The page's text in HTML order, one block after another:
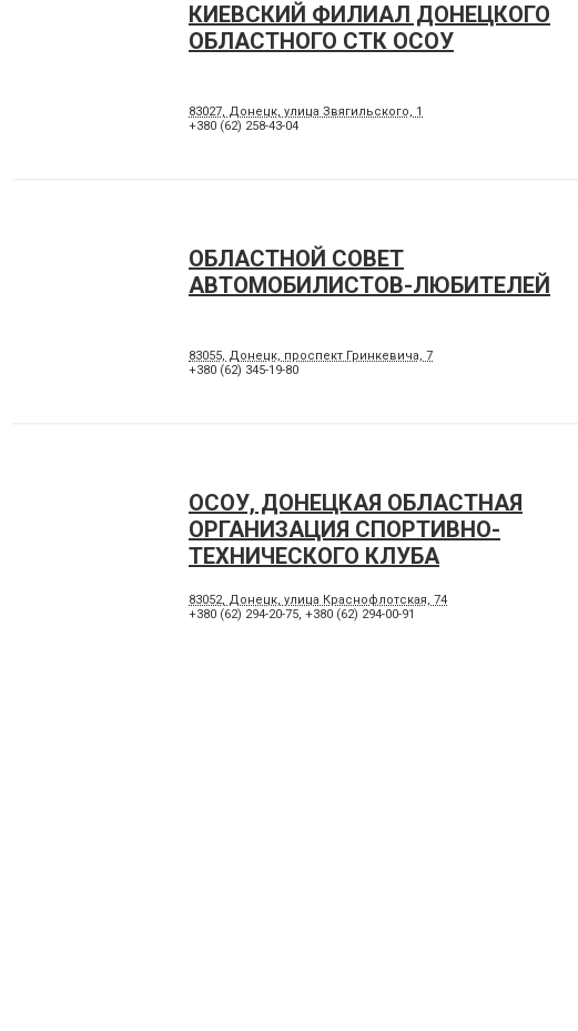
КИЕВСКИЙ ФИЛИАЛ ДОНЕЦКОГО
ОБЛАСТНОГО СТК ОСОУ
83027, Донецк, улица Звягильского, 1
+380 (62) 258-43-04
ОБЛАСТНОЙ СОВЕТ
АВТОМОБИЛИСТОВ-ЛЮБИТЕЛЕЙ
83055, Донецк, проспект Гринкевича, 7
+380 (62) 345-19-80
ОСОУ, ДОНЕЦКАЯ ОБЛАСТНАЯ
ОРГАНИЗАЦИЯ СПОРТИВНО-
ТЕХНИЧЕСКОГО КЛУБА
83052, Донецк, улица Краснофлотская, 74
+380 (62) 294-20-75, +380 (62) 294-00-91